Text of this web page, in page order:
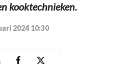
kooktechnieken.
2024 10:30